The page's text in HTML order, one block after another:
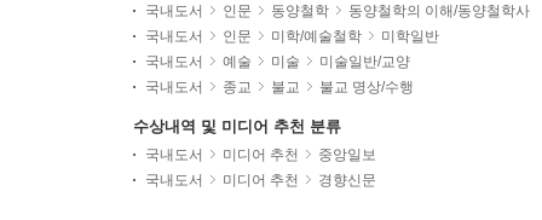
국내도서
인문 동양철학
동양철학의 이해/동양철학사
국내도서
인문 미학/예술철학
미학일반
국내도서
예술 미술
미술일반/교양
국내도서
종교 불교 불교 명상/수행
수상내역 및 미디어 추천 분류
국내도서 미디어 추천
중앙일보
국내도서
미디어 추천 경향신문